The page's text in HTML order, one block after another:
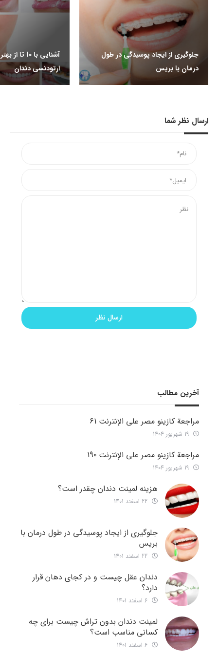
جلوگیری از ایجاد پوسیدگی در طول
درمان با بریس
آشنایی با 10
ارتودنسی دندان
ارسال نظر شما
آخرین مطالب
مراجعة كازينو مصر على الإنترنت 61
مراجعة كازينو مصر على الإنترنت 190
هزینه لمینت دندان چقدر است؟
جلوگیری از ایجاد پوسیدگی در طول درمان با
بریس
دندان عقل چیست و در کجای دهان قرار
دارد؟
لمینت دندان بدون تراش چیست برای چه
کسانی مناسب است؟